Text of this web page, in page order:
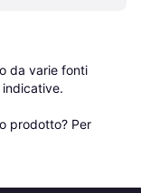
da varie fonti
prodotto? Per